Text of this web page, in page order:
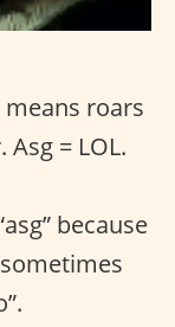
means roars
= LOL.
because